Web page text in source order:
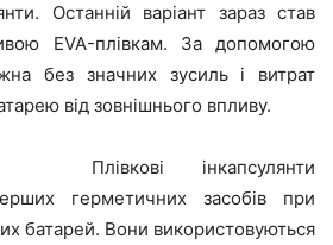
Останній варіант зараз став
EVA-плівкам. За допомогою
без значних зусиль і витрат
від зовнішнього впливу.
Плівкові інкапсулянти
герметичних засобів при
батарей. Вони використовуються